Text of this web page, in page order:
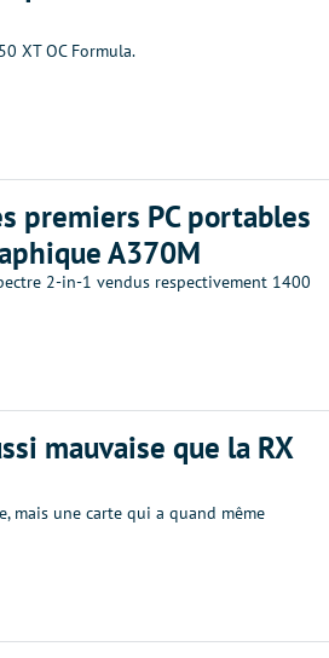
XT OC Formula.
premiers PC portables
A370M
2-in-1 vendus respectivement 1400
mauvaise que la RX
mais une carte qui a quand même